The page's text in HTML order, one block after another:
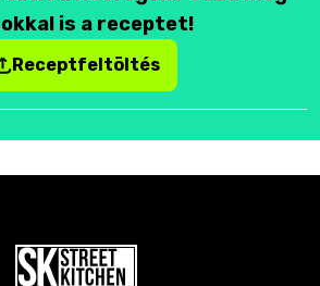
is a receptet!
Receptfeltöltés